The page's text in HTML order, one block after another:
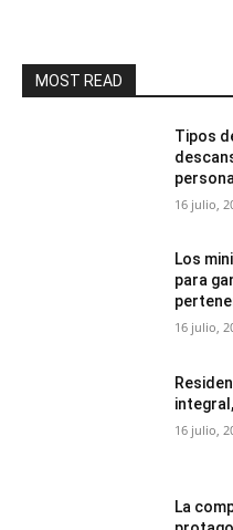
MOST READ
Tipos
persona
16 julio,
Los
para
16 julio,
16 julio,
La